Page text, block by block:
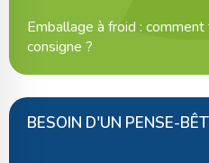
Emballage à froid :
consigne ?
BESOIN D'UN PENSE-